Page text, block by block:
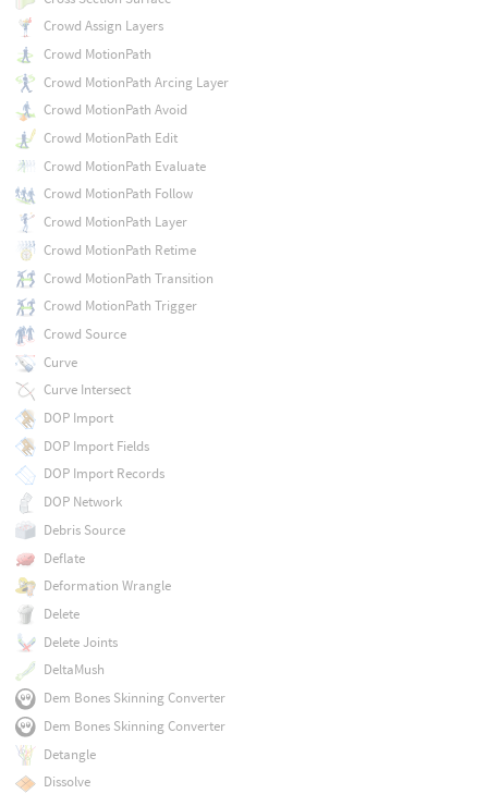
Crowd Assign Layers
Crowd MotionPath
Crowd MotionPath Arcing Layer
Crowd MotionPath Avoid
Crowd MotionPath Edit
Crowd MotionPath Evaluate
Crowd MotionPath Follow
Crowd MotionPath Layer
Crowd MotionPath Retime
Crowd MotionPath Transition
Crowd MotionPath Trigger
Crowd Source
Curve
Curve Intersect
DOP Import
DOP Import Fields
DOP Import Records
DOP Network
Debris Source
Deflate
Deformation Wrangle
Delete
Delete Joints
DeltaMush
Dem Bones Skinning Converter
Dem Bones Skinning Converter
Detangle
Dissolve